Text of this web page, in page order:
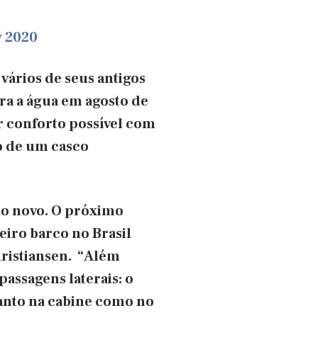
2020
de seus antigos
a água em agosto de
conforto possível com
de um casco
novo. O próximo
barco no Brasil
“Além
laterais: o
na cabine como no